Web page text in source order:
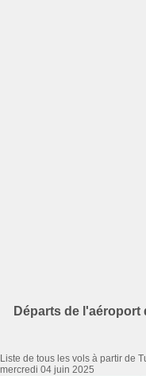
Départs de l'aéroport
Liste de tous les vols à partir de
mercredi 04 juin 2025